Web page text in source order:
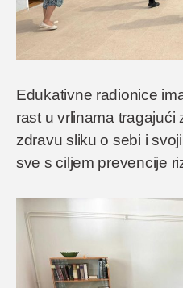
Edukativne radionice
rast u vrlinama tragajući
zdravu sliku o sebi i
sve s ciljem prevencije